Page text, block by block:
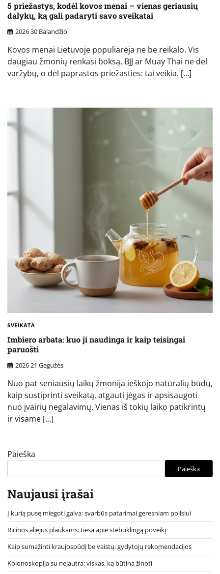
5 priežastys, kodėl kovos menai – vienas geriausių
dalykų, ką gali padaryti savo sveikatai
2026 30 Balandžio
Kovos menai Lietuvoje populiarėja ne be reikalo. Vis
daugiau žmonių renkasi boksą, BJJ ar Muay Thai ne dėl
varžybų, o dėl paprastos priežasties: tai veikia. […]
SVEIKATA
Imbiero arbata: kuo ji naudinga ir kaip teisingai
paruošti
2026 21 Gegužės
Nuo pat seniausių laikų žmonija ieškojo natūralių būdų,
kaip sustiprinti sveikatą, atgauti jėgas ir apsisaugoti
nuo įvairių negalavimų. Vienas iš tokių laiko patikrintų
ir visame […]
Paieška
Paieška
Naujausi įrašai
Į kurią pusę miegoti galva: svarbūs patarimai geresniam poilsiui
Ricinos aliejus plaukams: tiesa apie stebuklingą poveikį
Kaip sumažinti kraujospūdį be vaistų: gydytojų rekomendacijos
Kolonoskopija su nejautra: viskas, ką būtina žinoti